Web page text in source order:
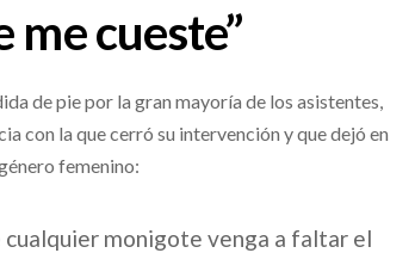
me cueste”
de pie por la gran mayoría de los asistentes,
con la que cerró su intervención y que dejó en
femenino:
monigote venga a faltar el